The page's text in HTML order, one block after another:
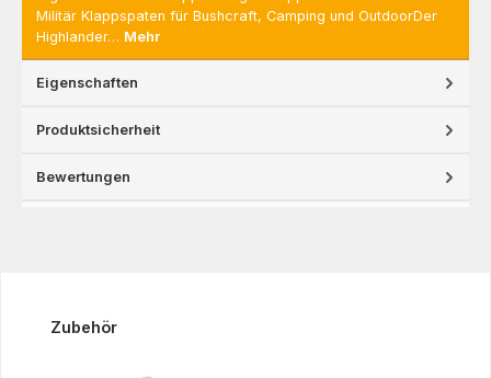
Militär Klappspaten für Bushcraft, Camping und OutdoorDer
Highlander… Mehr
Eigenschaften
Produktsicherheit
Bewertungen
Produktgalerie überspringen
Zubehör